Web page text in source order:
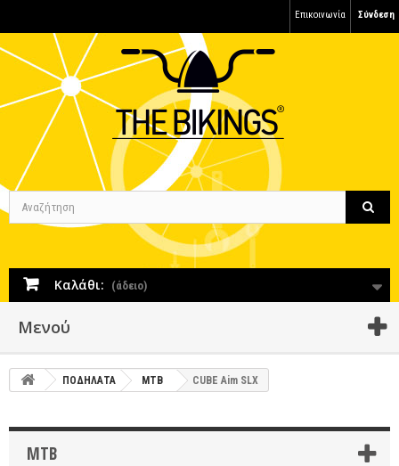
Σύνδεση
Επικοινωνία
Καλάθι: (άδειο)
Μενού
ΠΟΔΗΛΑΤΑ MTB CUBE Aim SLX
MTB